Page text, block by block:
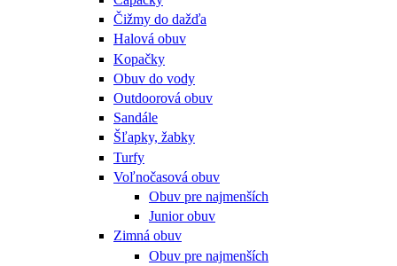
Čižmy do dažďa
Halová obuv
Kopačky
Obuv do vody
Outdoorová obuv
Sandále
Šľapky, žabky
Turfy
Voľnočasová obuv
Obuv pre najmenších
Junior obuv
Zimná obuv
Obuv pre najmenších